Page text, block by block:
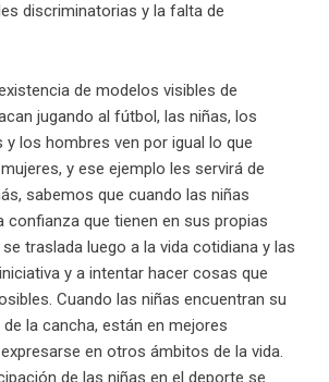
discriminatorias y la falta de
de modelos visibles de
jugando al fútbol, las niñas, los
y los hombres ven por igual lo que
y ese ejemplo les servirá de
sabemos que cuando las niñas
confianza que tienen en sus propias
traslada luego a la vida cotidiana y las
y a intentar hacer cosas que
Cuando las niñas encuentran su
la cancha, están en mejores
en otros ámbitos de la vida.
de las niñas en el deporte se